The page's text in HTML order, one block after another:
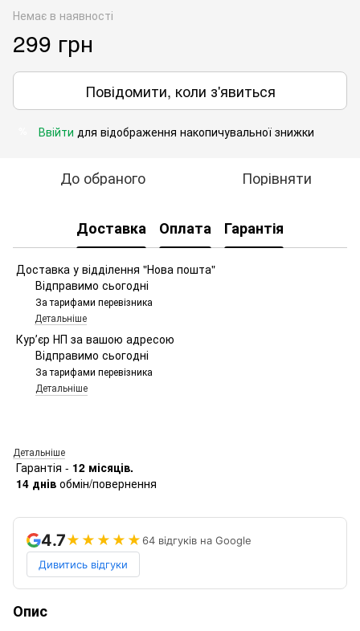
Немає в наявності
299 грн
Повідомити, коли з'явиться
Ввійти для відображення накопичувальної знижки
До обраного Порівняти
Доставка Оплата Гарантія
Доставка у відділення "Нова пошта"
Відправимо сьогодні
За тарифами перевізника
Детальніше
Курʼєр НП за вашою адресою
Відправимо сьогодні
За тарифами перевізника
Детальніше
Детальніше
Гарантія - 12 місяців.
14 днів обмін/повернення
4.7★★★★★64 відгуків на Google
Дивитись відгуки
Опис